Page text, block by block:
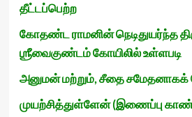
தீட்டப்பெற்ற
கோதண்ட ராமனின் நெடிதுயர்ந்த
ஶ்ரீவைகுண்டம் கோயிலில் உள்ளபடி
அனுமன் மற்றும், சீதை
முயற்சித்துள்ளேன் (இணைப்பு